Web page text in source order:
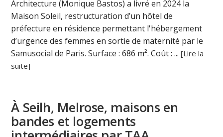
Architecture (Monique Bastos) a livré en 2024 la
Maison Soleil, restructuration d’un hôtel de
préfecture en résidence permettant l'hébergement
d’urgence des femmes en sortie de maternité par le
Samusocial de Paris. Surface : 686 m². Coût : ...[Lire la
suite]
À Seilh, Melrose, maisons en
bandes et logements